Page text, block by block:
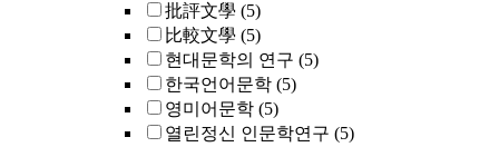
批評文學 (5)
比較文學 (5)
현대문학의 연구 (5)
한국언어문학 (5)
영미어문학 (5)
열린정신 인문학연구 (5)